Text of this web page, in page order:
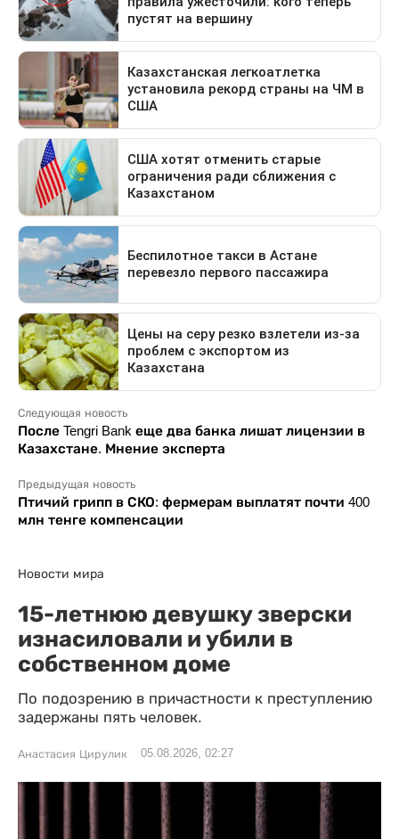
Следующая новость
После Tengri Bank еще два банка лишат лицензии в
Казахстане. Мнение эксперта
Предыдущая новость
Птичий грипп в СКО: фермерам выплатят почти 400
млн тенге компенсации
Новости мира
15-летнюю девушку зверски
изнасиловали и убили в
собственном доме
По подозрению в причастности к преступлению
задержаны пять человек.
Анастасия Цирулик 05.08.2026, 02:27